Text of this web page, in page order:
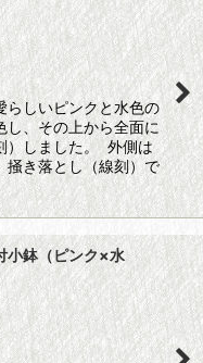
らしいピンクと水色の
し、その上から全面に
）しました。 外側は
掻き落とし（線刻）で
鉢（ピンク×水